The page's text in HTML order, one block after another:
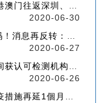
、广州等中港澳搬屋搬家
2020-06-30
：或下周一启用！
2020-06-27
可检测机构确定！
2020-06-26
圳搬屋搬家又要延长了】